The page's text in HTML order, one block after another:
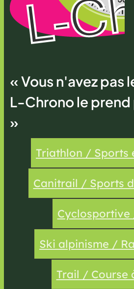
« Vous n'avez pas
L-Chrono le prend
»
Triathlon / Sports
Canitrail / Sports
Cyclosportive
Ski alpinisme /
Trail / Course